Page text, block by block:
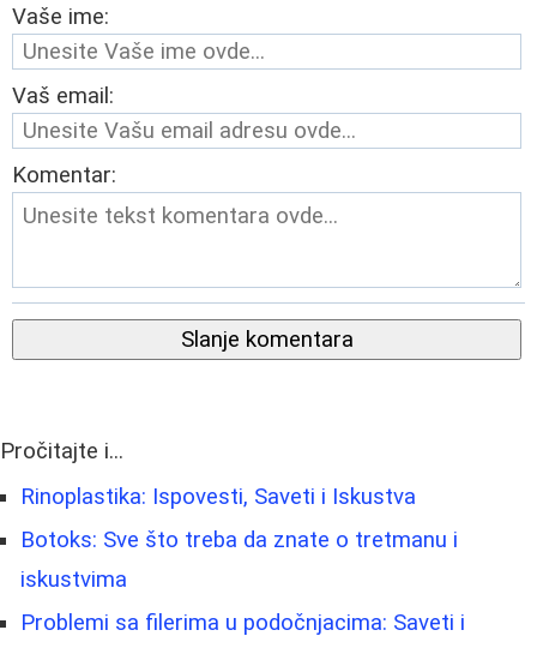
Vaše ime:
Vaš email:
Komentar:
Slanje komentara
Pročitajte i...
Rinoplastika: Ispovesti, Saveti i Iskustva
Botoks: Sve što treba da znate o tretmanu i
iskustvima
Problemi sa filerima u podočnjacima: Saveti i